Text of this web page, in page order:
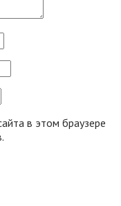
в этом браузере